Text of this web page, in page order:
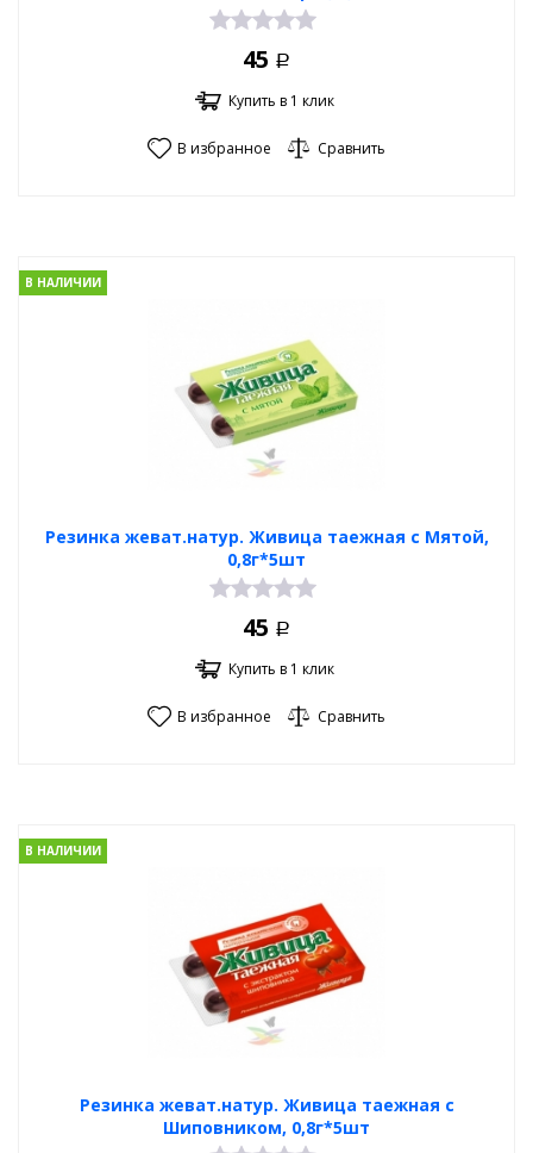
45 Р
Купить в 1 клик
В избранное Сравнить
Резинка жеват.натур. Живица таежная с Мятой,
0,8г*5шт
В НАЛИЧИИ
45 Р
Купить в 1 клик
В избранное Сравнить
Резинка жеват.натур. Живица таежная с
Шиповником, 0,8г*5шт
В НАЛИЧИИ